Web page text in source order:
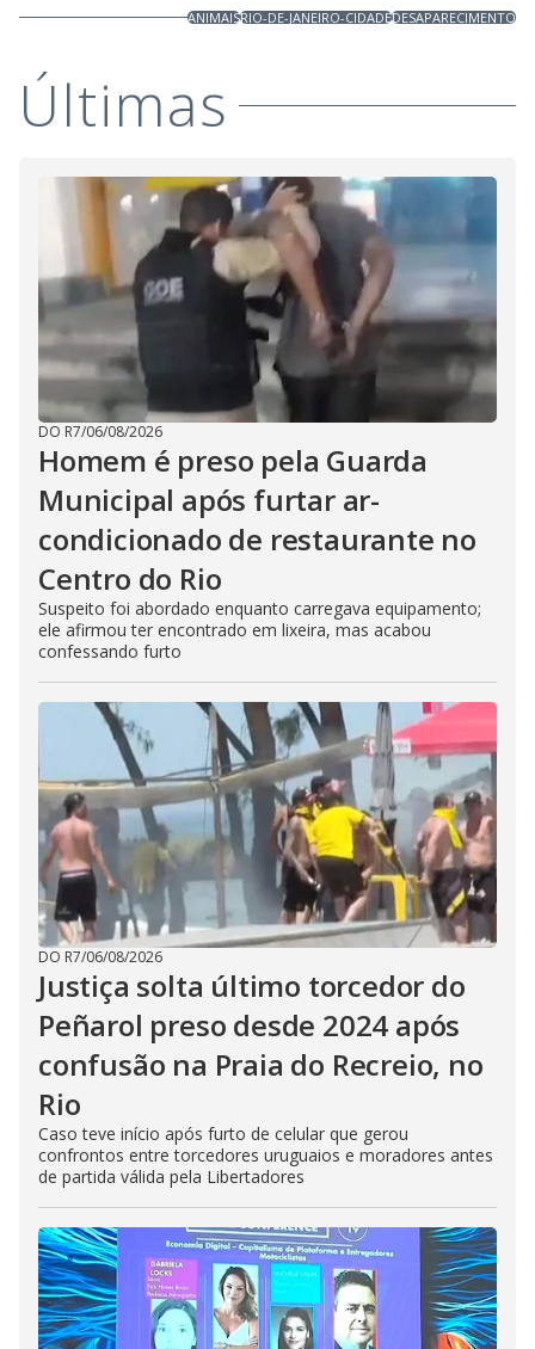
ANIMAISRIO-DE-JANEIRO-CIDADEDESAPARECIMENTO
Últimas
DO R7/06/08/2026
Homem é preso pela Guarda
Municipal após furtar ar-
condicionado de restaurante no
Centro do Rio
Suspeito foi abordado enquanto carregava equipamento;
ele afirmou ter encontrado em lixeira, mas acabou
confessando furto
DO R7/06/08/2026
Justiça solta último torcedor do
Peñarol preso desde 2024 após
confusão na Praia do Recreio, no
Rio
Caso teve início após furto de celular que gerou
confrontos entre torcedores uruguaios e moradores antes
de partida válida pela Libertadores